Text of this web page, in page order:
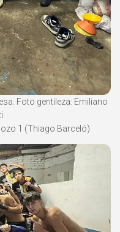
Foto gentileza: Emiliano
1 (Thiago Barceló)